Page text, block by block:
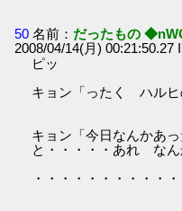
50 名前： だったもの
2008/04/14(月) 00:21:50.27
ピッ
キョン「ったく ハルヒ
キョン「今日なんかあ
と・・・・・あれ なん
・・・・・・・・・・